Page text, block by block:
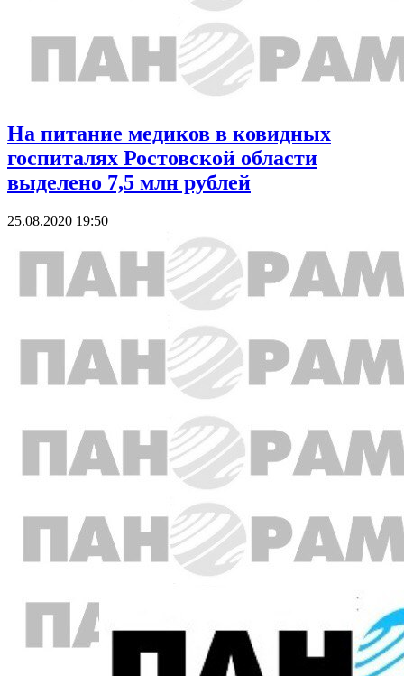
На питание медиков в ковидных
госпиталях Ростовской области
выделено 7,5 млн рублей
25.08.2020 19:50